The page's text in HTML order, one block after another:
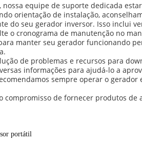
equipe de suporte dedicada
orientação de instalação,
do seu gerador inversor. Isso inclui
o cronograma de manutenção no
manter seu gerador funcionando
de problemas e recursos para
informações para ajudá-lo a
sempre operar o
de fornecer produtos
portátil